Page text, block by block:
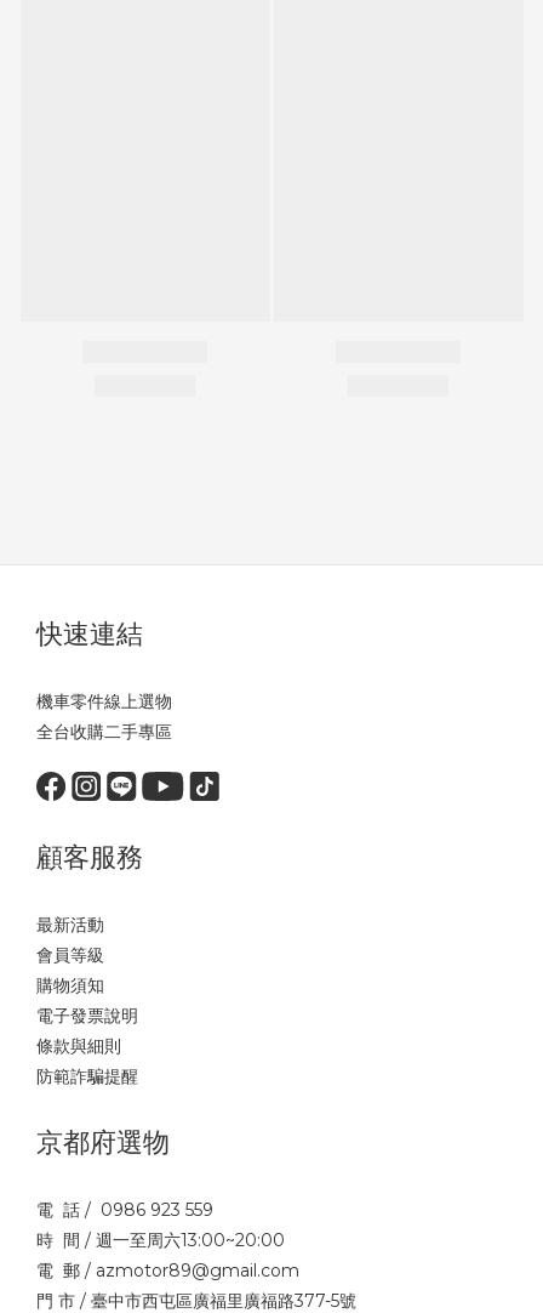
快速連結
機車零件線上選物
全台收購二手專區
顧客服務
最新活動
會員等級
購物須知
電子發票說明
條款與細則
防範詐騙提醒
京都府選物
電 話 / 0986 923 559
時 間 / 週一至周六13:00~20:00
電 郵 / azmotor89@gmail.com
門 市 / 臺中市西屯區廣福里廣福路377-5號